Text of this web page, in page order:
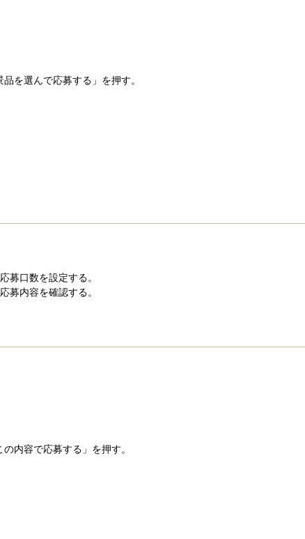
品を選んで応募する」を押す。
募口数を設定する。
募内容を確認する。
の内容で応募する」を押す。